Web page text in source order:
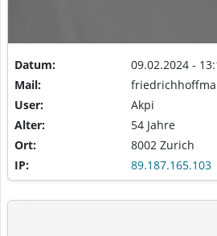
Datum:
09.02.2024 -
Mail:
User:
Akpi
Alter:
54 Jahre
Ort:
8002 Zurich
IP:
89.187.165.103